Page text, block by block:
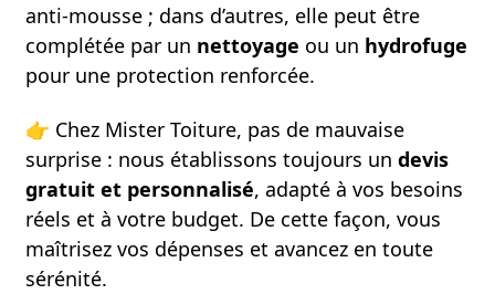
anti-mousse ; dans d’autres, elle peut être
complétée par un nettoyage ou un hydrofuge
pour une protection renforcée.
👉 Chez Mister Toiture, pas de mauvaise
surprise : nous établissons toujours un devis
gratuit et personnalisé, adapté à vos besoins
réels et à votre budget. De cette façon, vous
maîtrisez vos dépenses et avancez en toute
sérénité.